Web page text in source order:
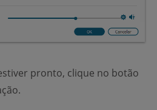
pronto, clique no botão